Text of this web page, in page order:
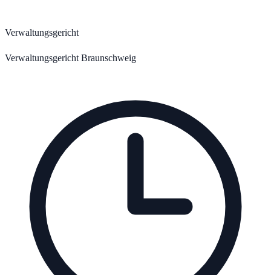
Verwaltungsgericht
Verwaltungsgericht Braunschweig